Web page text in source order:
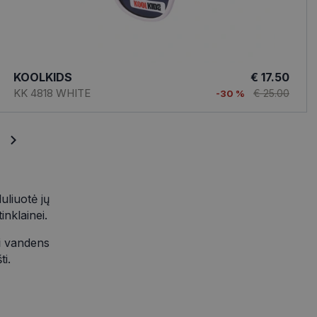
KOOLKIDS
KK 4818 WHITE
€ 17.50
-30 % € 25.00
jų
vandens
svetainėje dėl
siekiant
galutinis